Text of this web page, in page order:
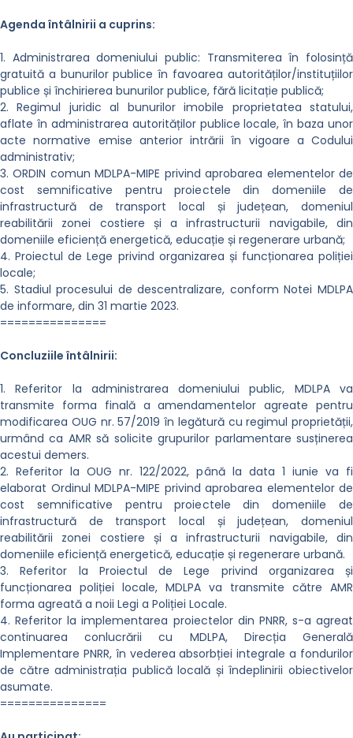
Agenda întâlnirii a cuprins:
1. Administrarea domeniului public: Transmiterea în folosință
gratuită a bunurilor publice în favoarea autorităților/instituțiilor
publice și închirierea bunurilor publice, fără licitație publică;
2. Regimul juridic al bunurilor imobile proprietatea statului,
aflate în administrarea autorităților publice locale, în baza unor
acte normative emise anterior intrării în vigoare a Codului
administrativ;
3. ORDIN comun MDLPA-MIPE privind aprobarea elementelor de
cost semnificative pentru proiectele din domeniile de
infrastructură de transport local și județean, domeniul
reabilitării zonei costiere și a infrastructurii navigabile, din
domeniile eficiență energetică, educație și regenerare urbană;
4. Proiectul de Lege privind organizarea și funcționarea poliției
locale;
5. Stadiul procesului de descentralizare, conform Notei MDLPA
de informare, din 31 martie 2023.
===============
Concluziile întâlnirii:
1. Referitor la administrarea domeniului public, MDLPA va
transmite forma finală a amendamentelor agreate pentru
modificarea OUG nr. 57/2019 în legătură cu regimul proprietății,
urmând ca AMR să solicite grupurilor parlamentare susținerea
acestui demers.
2. Referitor la OUG nr. 122/2022, până la data 1 iunie va fi
elaborat Ordinul MDLPA-MIPE privind aprobarea elementelor de
cost semnificative pentru proiectele din domeniile de
infrastructură de transport local și județean, domeniul
reabilitării zonei costiere și a infrastructurii navigabile, din
domeniile eficiență energetică, educație și regenerare urbană.
3. Referitor la Proiectul de Lege privind organizarea și
funcționarea poliției locale, MDLPA va transmite către AMR
forma agreată a noii Legi a Poliției Locale.
4. Referitor la implementarea proiectelor din PNRR, s-a agreat
continuarea conlucrării cu MDLPA, Direcția Generală
Implementare PNRR, în vederea absorbției integrale a fondurilor
de către administrația publică locală și îndeplinirii obiectivelor
asumate.
===============